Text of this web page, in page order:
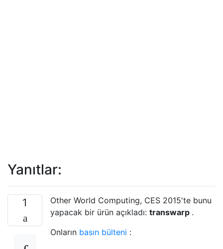
Yanıtlar:
1
Other World Computing, CES 2015'te bunu
yapacak bir ürün açıkladı: transwarp .
Onların basın bülteni :